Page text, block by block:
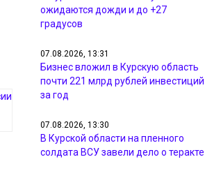
ожидаются дожди и до +27
градусов
07.08.2026, 13:31
Бизнес вложил в Курскую область
почти 221 млрд рублей инвестиций
за год
07.08.2026, 13:30
В Курской области на пленного
солдата ВСУ завели дело о теракте